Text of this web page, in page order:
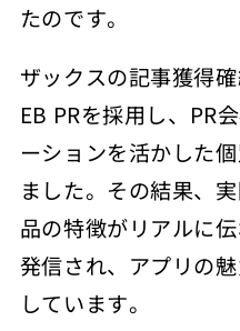
たのです。
ザックスの記事獲得
EB PRを採用し、PR
ーションを活かした
ました。その結果、
品の特徴がリアルに
発信され、アプリの
しています。